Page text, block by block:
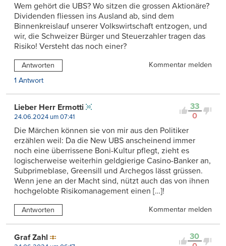
Wem gehört die UBS? Wo sitzen die grossen Aktionäre?
Dividenden fliessen ins Ausland ab, sind dem
Binnenkreislauf unserer Volkswirtschaft entzogen, und
wir, die Schweizer Bürger und Steuerzahler tragen das
Risiko! Versteht das noch einer?
Antworten
Kommentar melden
1 Antwort
33
0
Lieber Herr Ermotti
24.06.2024 um 07:41
Die Märchen können sie von mir aus den Politiker
erzählen weil: Da die New UBS anscheinend immer
noch eine überrissene Boni-Kultur pflegt, zieht es
logischerweise weiterhin geldgierige Casino-Banker an,
Subprimeblase, Greensill und Archegos lässt grüssen.
Wenn jene an der Macht sind, nützt auch das von ihnen
hochgelobte Risikomanagement einen […]!
Antworten Kommentar melden
30
Graf Zahl